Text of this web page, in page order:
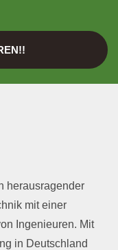
herausragender
mit einer
Ingenieuren. Mit
in Deutschland